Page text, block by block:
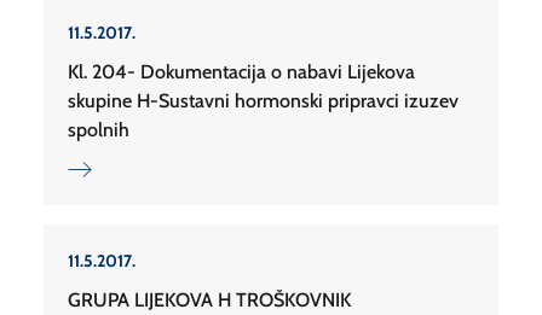
11.5.2017.
Kl. 204- Dokumentacija o nabavi Lijekova
skupine H-Sustavni hormonski pripravci izuzev
spolnih
11.5.2017.
GRUPA LIJEKOVA H TROŠKOVNIK